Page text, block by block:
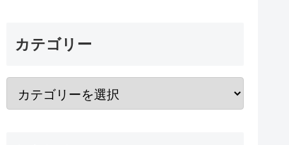
カテゴリー